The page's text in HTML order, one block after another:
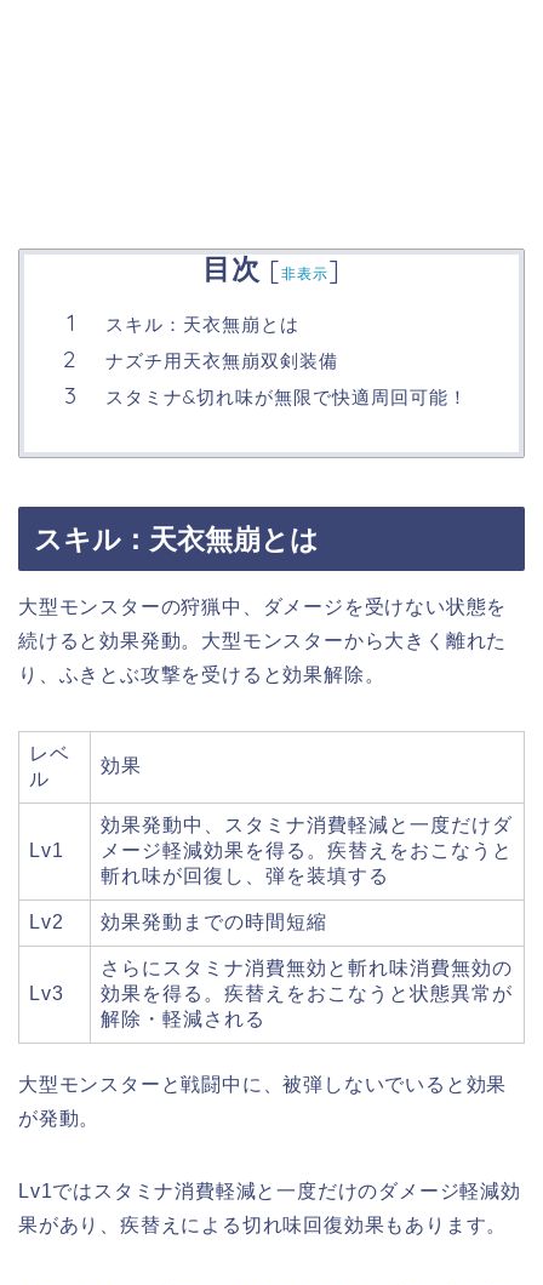
目次 [非表示]
スキル：天衣無崩とは
ナズチ用天衣無崩双剣装備
スタミナ&切れ味が無限で快適周回可能！
スキル：天衣無崩とは
大型モンスターの狩猟中、ダメージを受けない状態を
続けると効果発動。大型モンスターから大きく離れた
り、ふきとぶ攻撃を受けると効果解除。
レベ
ル
効果
Lv1
効果発動中、スタミナ消費軽減と一度だけダ
メージ軽減効果を得る。疾替えをおこなうと
斬れ味が回復し、弾を装填する
Lv2 効果発動までの時間短縮
Lv3
さらにスタミナ消費無効と斬れ味消費無効の
効果を得る。疾替えをおこなうと状態異常が
解除・軽減される
大型モンスターと戦闘中に、被弾しないでいると効果
が発動。
Lv1ではスタミナ消費軽減と一度だけのダメージ軽減効
果があり、疾替えによる切れ味回復効果もあります。